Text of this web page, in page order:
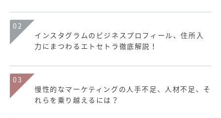
02
インスタグラムのビジネスプロフィール、住所入
力にまつわるエトセトラ徹底解説！
03
慢性的なマーケティングの人手不足、人材不足、そ
れらを乗り越えるには？